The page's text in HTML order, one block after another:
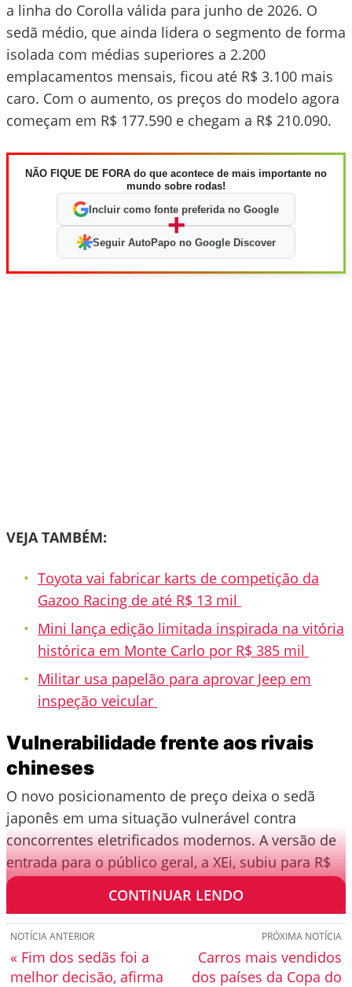
a linha do Corolla válida para junho de 2026. O
sedã médio, que ainda lidera o segmento de forma
isolada com médias superiores a 2.200
emplacamentos mensais, ficou até R$ 3.100 mais
caro. Com o aumento, os preços do modelo agora
começam em R$ 177.590 e chegam a R$ 210.090.
NÃO FIQUE DE FORA do que acontece de mais importante no
mundo sobre rodas!
Incluir como fonte preferida no Google
+
Seguir AutoPapo no Google Discover
VEJA TAMBÉM:
Toyota vai fabricar karts de competição da
Gazoo Racing de até R$ 13 mil
Mini lança edição limitada inspirada na vitória
histórica em Monte Carlo por R$ 385 mil
Militar usa papelão para aprovar Jeep em
inspeção veicular
Vulnerabilidade frente aos rivais
chineses
O novo posicionamento de preço deixa o sedã
japonês em uma situação vulnerável contra
concorrentes eletrificados modernos. A versão de
entrada para o público geral, a XEi, subiu para R$
177.590.
CONTINUAR LENDO
PRÓXIMA NOTÍCIA
Carros mais vendidos
dos países da Copa do
NOTÍCIA ANTERIOR
« Fim dos sedãs foi a
melhor decisão, afirma